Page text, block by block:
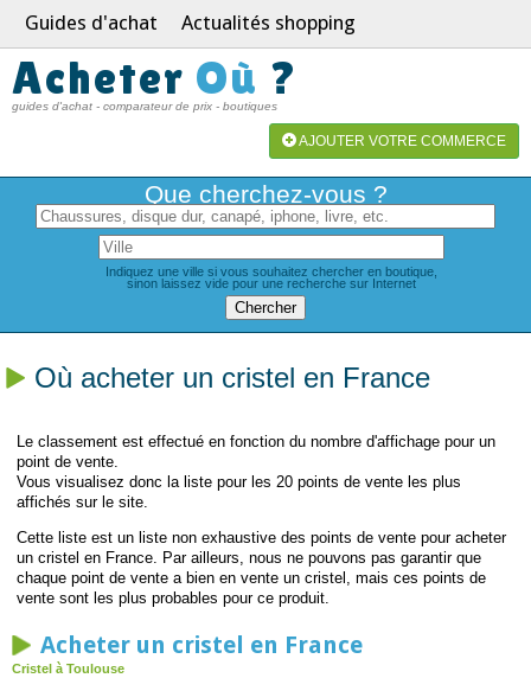
Guides d'achat Actualités shopping
Acheter Où ?
guides d'achat - comparateur de prix - boutiques
AJOUTER VOTRE COMMERCE
Que cherchez-vous ?
Indiquez une ville si vous souhaitez chercher en boutique,
sinon laissez vide pour une recherche sur Internet
Où acheter un cristel en France
Le classement est effectué en fonction du nombre d'affichage pour un
point de vente.
Vous visualisez donc la liste pour les 20 points de vente les plus
affichés sur le site.
Cette liste est un liste non exhaustive des points de vente pour acheter
un cristel en France. Par ailleurs, nous ne pouvons pas garantir que
chaque point de vente a bien en vente un cristel, mais ces points de
vente sont les plus probables pour ce produit.
Acheter un cristel en France
Cristel à Toulouse